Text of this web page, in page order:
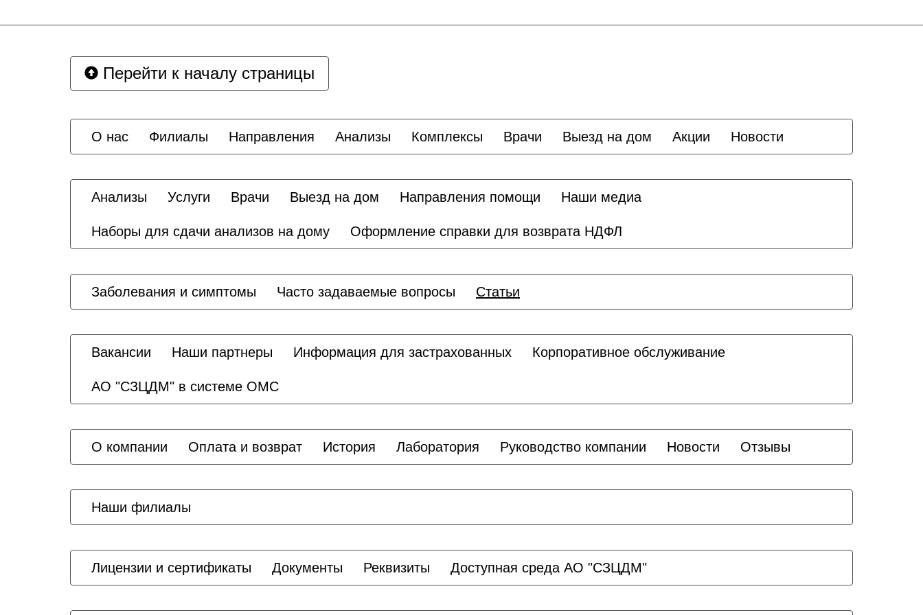
Перейти к началу страницы
О нас Филиалы Направления Анализы Комплексы Врачи Выезд на дом Акции Новости
Анализы Услуги Врачи Выезд на дом Направления помощи Наши медиа
Наборы для сдачи анализов на дому Оформление справки для возврата НДФЛ
Заболевания и симптомы Часто задаваемые вопросы Статьи
Вакансии Наши партнеры Информация для застрахованных Корпоративное обслуживание
АО "СЗЦДМ" в системе ОМС
О компании Оплата и возврат История Лаборатория Руководство компании Новости Отзывы
Наши филиалы
Лицензии и сертификаты Документы Реквизиты Доступная среда АО "СЗЦДМ"